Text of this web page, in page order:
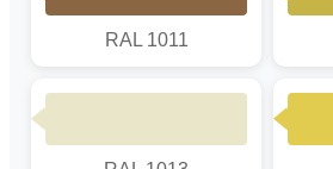
RAL 1011